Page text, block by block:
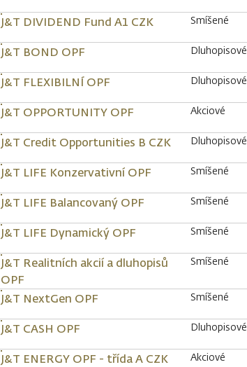
J&T DIVIDEND Fund A1 CZK Smíšené
J&T BOND OPF Dluhopisové
J&T FLEXIBILNÍ OPF Dluhopisové
J&T OPPORTUNITY OPF Akciové
J&T Credit Opportunities B CZK Dluhopisové
J&T LIFE Konzervativní OPF Smíšené
J&T LIFE Balancovaný OPF Smíšené
J&T LIFE Dynamický OPF Smíšené
J&T Realitních akcií a dluhopisů
OPF
Smíšené
J&T NextGen OPF Smíšené
J&T CASH OPF Dluhopisové
J&T ENERGY OPF - třída A CZK Akciové